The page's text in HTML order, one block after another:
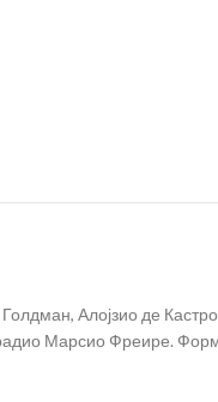
Алојзио де
Марсио Фреире.